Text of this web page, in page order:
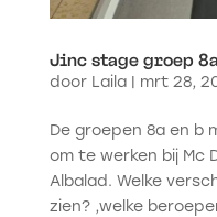
Jinc stage groep
door Laila| mrt 28,
De groepen 8a en b
om te werken bij Mc
Albalad. Welke
zien? ,welke